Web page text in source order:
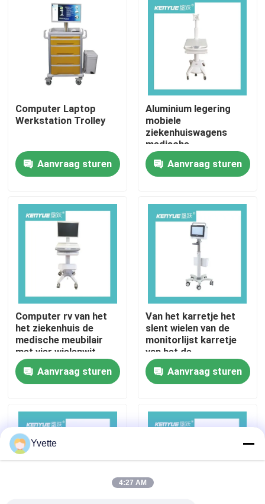
Huis
Over ons
Fabriekstocht
Kwaliteitscontrole
Neem contact met ons op
Nieuws
Gevallen
het bed van de het ziekenhuislevering
Computer Laptop
Werkstation Trolley
Aanvraag sturen
Aluminium legering
mobiele
ziekenhuiswagens
medische
computerwagens
witte ABSAanvraag sturen
Computer rv van het
het ziekenhuis de
medische meubilair
met vier wielenwit
Aanvraag sturen
Van het karretje het
slent wielen van de
monitorlijst karretje
van het de
computerwerkstation
Aanvraag sturen
Yvette
4:27 AM